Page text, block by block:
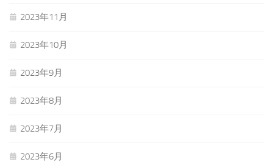
2023年11月
2023年10月
2023年9月
2023年8月
2023年7月
2023年6月